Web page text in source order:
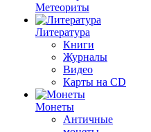
Метеориты
Литература
Книги
Журналы
Видео
Карты на CD
Монеты
Античные